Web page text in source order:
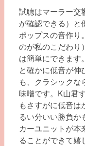
試聴はマーラー交
が確認できる）と
ポップスの音作り
のが私のこだわり
は簡単にできます
と確かに低音が伸
も、クラシックな
味噌です。K山君
もさすがに低音は
るい分いい勝負か
カーユニットが本
ることができて嬉